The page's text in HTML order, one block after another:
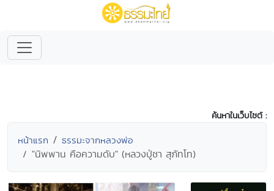
ค้นหาในเว็บไซต์ :
หน้าแรก ธรรมะจากหลวงพ่อ
"นิพพาน คือความดับ" (หลวงปู่ชา สุภัทโท)